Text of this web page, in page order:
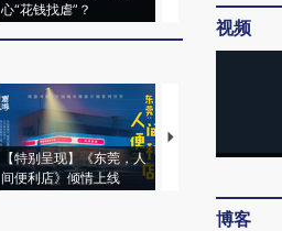
心“花钱找虐”？
【特别呈现】《东莞，人
间便利店》倾情上线
【推广】走进第四
会，让数智科技“
视频
博客